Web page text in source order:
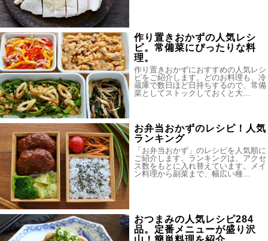
作り置きおかずの人気レシ
ピ。常備菜にぴったりな料
理。
作り置きおかずにおすすめの人気レシ
ピをご紹介します。どのお料理も、冷
蔵庫で数日ほど日持ちするので、常備
菜としてストックしておくと大…
お弁当おかずのレシピ！人気
ランキング
「お弁当おかず」のレシピを人気順に
ご紹介します。ランキングは、アクセ
ス数をもとに入れ替えています。メイ
ン料理から副菜まで、幅広い種…
おつまみの人気レシピ284
品。定番メニューが盛り沢